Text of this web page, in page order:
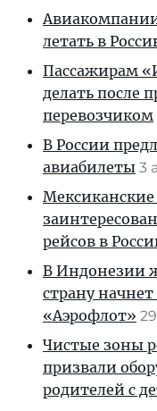
летать в
Пассажирам
делать после
перевозчиком
В России
авиабилеты 3
рейсов в
В Индонезии
страну
«Аэрофлот»
Чистые зоны
призвали
родителей с